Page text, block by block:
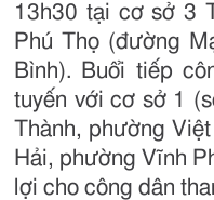
13h30 tại cơ sở 3
Phú Thọ (đường
Bình). Buổi tiếp
tuyến với cơ sở 1
Thành, phường
Hải, phường Vĩnh
lợi cho công dân